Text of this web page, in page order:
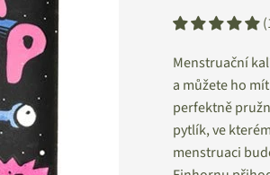
Menstruační
a můžete ho
perfektně
pytlík, ve
menstruaci